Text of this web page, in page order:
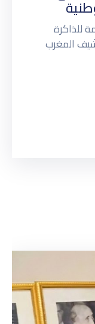
للذاكرة
المغرب